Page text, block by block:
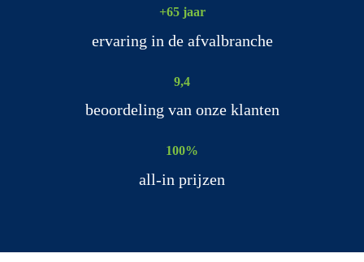
+65 jaar
ervaring in de afvalbranche
9,4
beoordeling van onze klanten
100%
all-in prijzen